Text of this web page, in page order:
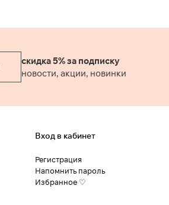
скидка 5% за подписку
новости, акции, новинки
Вход в кабинет
Регистрация
Напомнить пароль
Избранное ♡